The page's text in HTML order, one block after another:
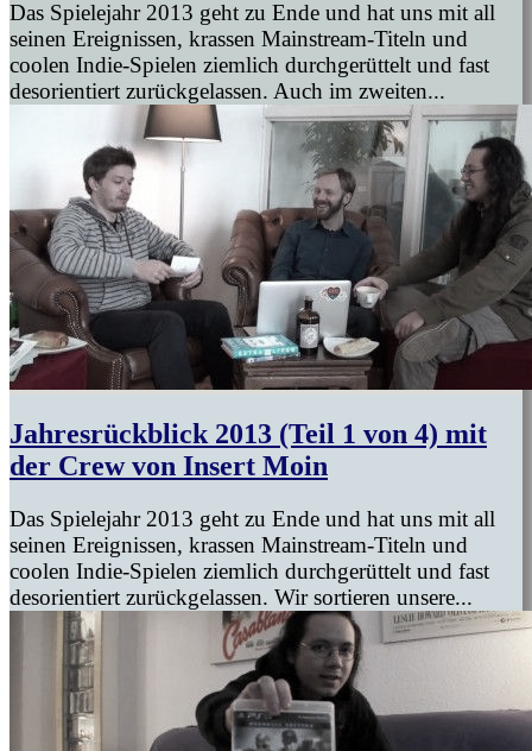
Das Spielejahr 2013 geht zu Ende und hat uns mit all
seinen Ereignissen, krassen Mainstream-Titeln und
coolen Indie-Spielen ziemlich durchgerüttelt und fast
desorientiert zurückgelassen. Auch im zweiten...
Jahresrückblick 2013 (Teil 1 von 4) mit
der Crew von Insert Moin
Das Spielejahr 2013 geht zu Ende und hat uns mit all
seinen Ereignissen, krassen Mainstream-Titeln und
coolen Indie-Spielen ziemlich durchgerüttelt und fast
desorientiert zurückgelassen. Wir sortieren unsere...